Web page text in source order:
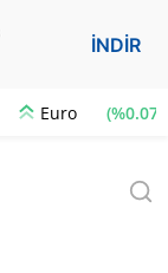
İNDİR
Euro (%0.07)